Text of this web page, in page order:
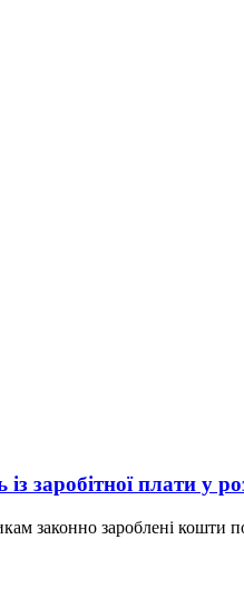
заробітної плати у
законно зароблені кошти